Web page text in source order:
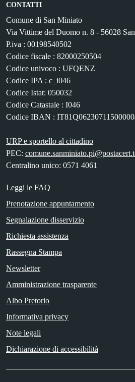
CONTATTI
Comune di San Miniato
Via Vittime del Duomo n. 8 - 56028
P.iva : 00198540502
Codice fiscale : 82000250504
Codice univoco : UFQENZ
Codice IPA : c_i046
Codice Istat: 050032
Codice Catastale : I046
Codice IBAN :
URP e sportello al cittadino
PEC:
Centralino unico: 0571 4061
Leggi le FAQ
Prenotazione appuntamento
Segnalazione disservizio
Richiesta assistenza
Rassegna Stampa
Newsletter
Amministrazione trasparente
Albo Pretorio
Informativa privacy
Note legali
Dichiarazione di accessibilità